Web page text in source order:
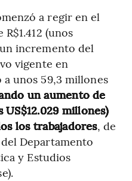
a regir en el
(unos
incremento del
vigente en
unos 59,3 millones
un aumento de
millones)
los trabajadores, de
Departamento
y Estudios